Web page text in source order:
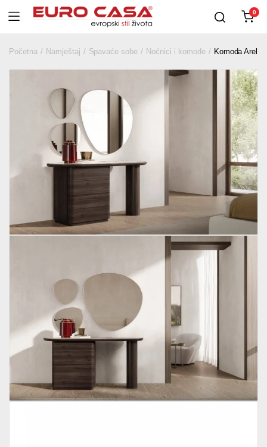
0
Početna Namještaj Spavaće sobe Noćnici i komode Komoda Arel